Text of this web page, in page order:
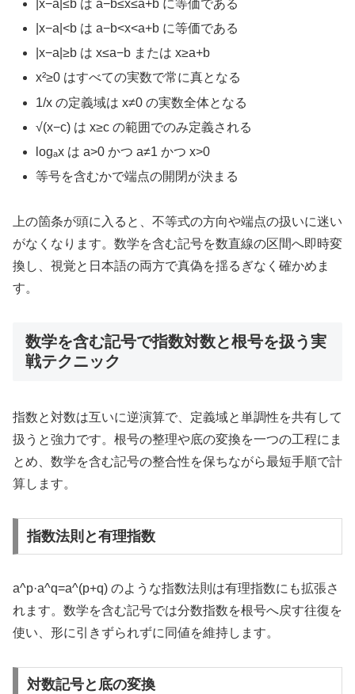
|x−a|≤b は a−b≤x≤a+b に等価である
|x−a|<b は a−b<x<a+b に等価である
|x−a|≥b は x≤a−b または x≥a+b
x²≥0 はすべての実数で常に真となる
1/x の定義域は x≠0 の実数全体となる
√(x−c) は x≥c の範囲でのみ定義される
logₐx は a>0 かつ a≠1 かつ x>0
等号を含むかで端点の開閉が決まる
上の箇条が頭に入ると、不等式の方向や端点の扱いに迷い
がなくなります。数学を含む記号を数直線の区間へ即時変
換し、視覚と日本語の両方で真偽を揺るぎなく確かめま
す。
数学を含む記号で指数対数と根号を扱う実
戦テクニック
指数と対数は互いに逆演算で、定義域と単調性を共有して
扱うと強力です。根号の整理や底の変換を一つの工程にま
とめ、数学を含む記号の整合性を保ちながら最短手順で計
算します。
指数法則と有理指数
a^p·a^q=a^(p+q) のような指数法則は有理指数にも拡張さ
れます。数学を含む記号では分数指数を根号へ戻す往復を
使い、形に引きずられずに同値を維持します。
対数記号と底の変換